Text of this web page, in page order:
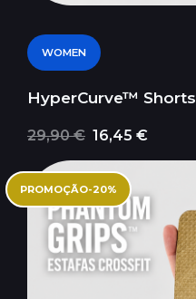
WOMEN
HyperCurve™ Shorts
29,90 € 16,45 €
PROMOÇÃO-20%